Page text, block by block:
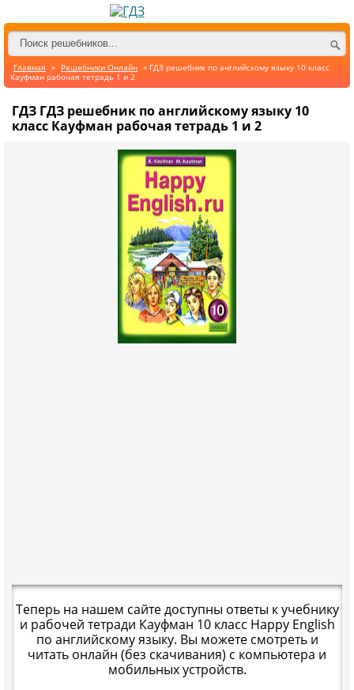
Главная » Решебники Онлайн » ГДЗ решебник по английскому языку 10 класс
Кауфман рабочая тетрадь 1 и 2
ГДЗ ГДЗ решебник по английскому языку 10
класс Кауфман рабочая тетрадь 1 и 2
Теперь на нашем сайте доступны ответы к учебнику
и рабочей тетради Кауфман 10 класс Happy English
по английскому языку. Вы можете смотреть и
читать онлайн (без скачивания) с компьютера и
мобильных устройств.